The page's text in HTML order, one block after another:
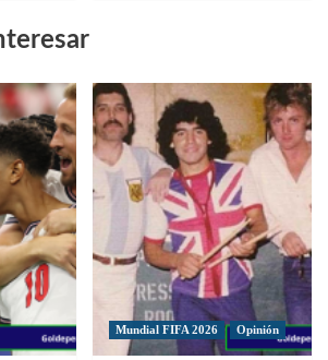
«Creo
que
esta
liga
será
muy
difícil
de
ganar»
Mundial FIFA 2026 Opinión